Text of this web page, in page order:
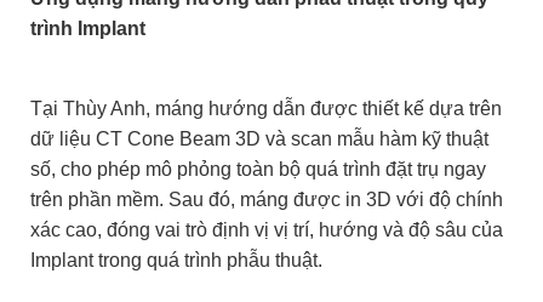
trình Implant
Tại Thùy Anh, máng hướng dẫn được thiết kế dựa trên
dữ liệu CT Cone Beam 3D và scan mẫu hàm kỹ thuật
số, cho phép mô phỏng toàn bộ quá trình đặt trụ ngay
trên phần mềm. Sau đó, máng được in 3D với độ chính
xác cao, đóng vai trò định vị vị trí, hướng và độ sâu của
Implant trong quá trình phẫu thuật.